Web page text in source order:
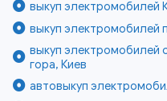
выкуп электромобилей
выкуп электромобилей
выкуп электромобилей
гора, Киев
автовыкуп